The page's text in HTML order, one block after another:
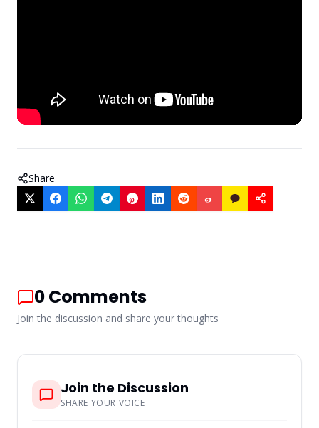
Share
0Comments
Join the discussion and share your thoughts
Join the Discussion
SHARE YOUR VOICE